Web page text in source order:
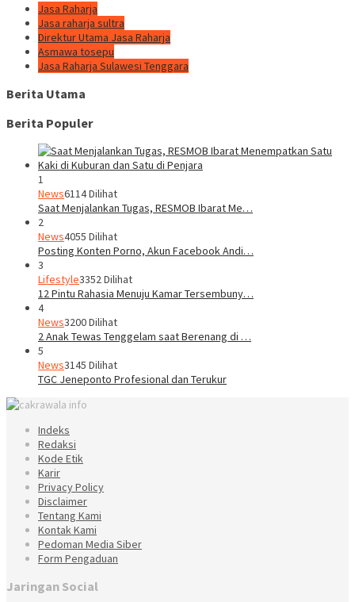
Jasa Raharja
Jasa raharja sultra
Direktur Utama Jasa Raharja
Asmawa tosepu
Jasa Raharja Sulawesi Tenggara
Berita Utama
Berita Populer
1
News6114 Dilihat
Saat Menjalankan Tugas, RESMOB Ibarat Me…
2
News4055 Dilihat
Posting Konten Porno, Akun Facebook Andi…
3
Lifestyle3352 Dilihat
12 Pintu Rahasia Menuju Kamar Tersembuny…
4
News3200 Dilihat
2 Anak Tewas Tenggelam saat Berenang di …
5
News3145 Dilihat
TGC Jeneponto Profesional dan Terukur
Indeks
Redaksi
Kode Etik
Karir
Privacy Policy
Disclaimer
Tentang Kami
Kontak Kami
Pedoman Media Siber
Form Pengaduan
Jaringan Social